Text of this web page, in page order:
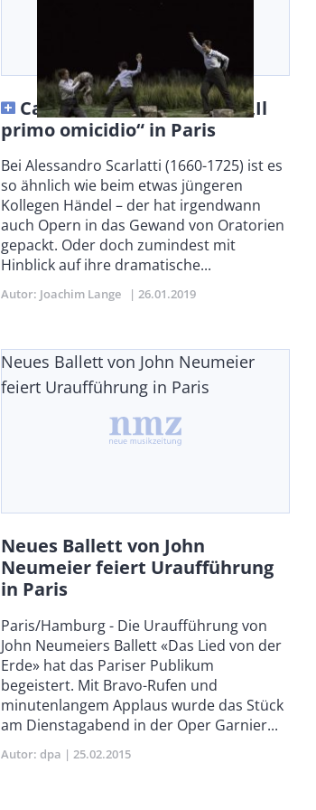
Castellucci mit Scarlattis „Il
primo omicidio“ in Paris
Body
Bei Alessandro Scarlatti (1660-1725) ist es
so ähnlich wie beim etwas jüngeren
Kollegen Händel – der hat irgendwann
auch Opern in das Gewand von Oratorien
gepackt. Oder doch zumindest mit
Hinblick auf ihre dramatische...
Autor Joachim Lange Publikationsdatum
26.01.2019
Neues Ballett von John Neumeier
feiert Uraufführung in Paris
Neues Ballett von John
Neumeier feiert Uraufführung
in Paris
Body
Paris/Hamburg - Die Uraufführung von
John Neumeiers Ballett «Das Lied von der
Erde» hat das Pariser Publikum
begeistert. Mit Bravo-Rufen und
minutenlangem Applaus wurde das Stück
am Dienstagabend in der Oper Garnier...
Autor dpa Publikationsdatum
25.02.2015